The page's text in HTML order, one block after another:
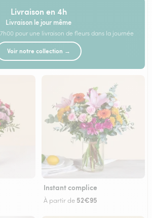
Livraison en 4h
Livraison le jour même
pour une livraison de fleurs dans la journée
Voir notre collection →
Instant complice
À partir de 52€95